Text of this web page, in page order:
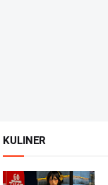
KULINER